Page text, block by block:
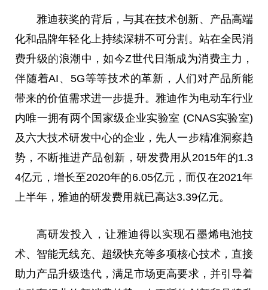
雅迪获奖的背后， 与其在技术创新、产品高端
化和品牌年轻化上持续深耕不可分割。站在全民消
费升级的浪潮中，如今Z世代日渐成为消费主力，
伴随着AI、5G等等技术的革新，人们对产品所能
带来的价值需求进一步提升。雅迪作为电动车行业
内唯一拥有两个国家级企业实验室 (CNAS实验室)
及六大技术研发中心的企业，先人一步精准洞察趋
势，不断推进产品创新，研发费用从2015年的1.3
4亿元，增长至2020年的6.05亿元，而仅在2021年
上半年，雅迪的研发费用就已高达3.39亿元。
高研发投入，让雅迪得以实现石墨烯电池技
术、智能无线充、超级快充等多项核心技术，直接
助力产品升级迭代，满足市场更高要求，并引导着